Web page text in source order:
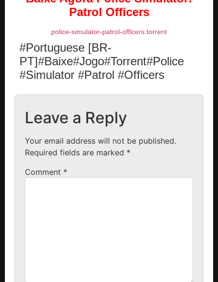
Patrol Officers
police-simulator-patrol-officers.torrent
#Portuguese [BR-
PT]#Baixe#Jogo#Torrent#Police
#Simulator #Patrol #Officers
Leave a Reply
Your email address will not be published.
Required fields are marked *
Comment *